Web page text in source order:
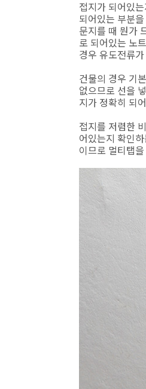
접지가 되어있
되어있는 부분
문지를 때 뭔가
로 되어있는 노
경우 유도전류
건물의 경우 기
없으므로 선을
지가 정확히 되
접지를 저렴한
어있는지 확인
이므로 멀티탭